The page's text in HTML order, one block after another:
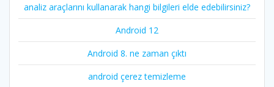
analiz araçlarını kullanarak hangi bilgileri elde edebilirsiniz?
Android 12
Android 8. ne zaman çıktı
android çerez temizleme